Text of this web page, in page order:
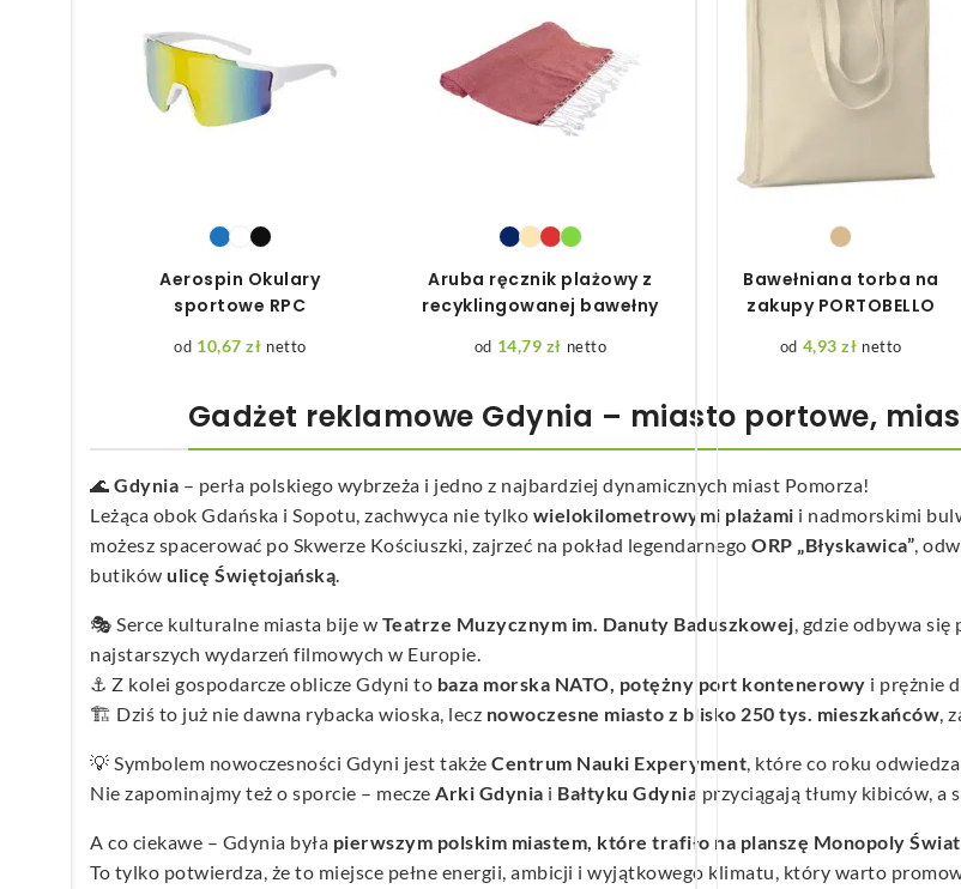
Aerospin Okulary
sportowe RPC
10,67zł netto
Aruba ręcznik plażowy z
recyklingowanej bawełny
14,79 zł netto
Bawełniana torba na
zakupy PORTOBELLO
4,93zł netto
Gadżet reklamowe Gdynia – miasto portowe,
🌊 Gdynia – perła polskiego wybrzeża i jedno z najbardziej dynamicznych miast Pomorza!
Leżąca obok Gdańska i Sopotu, zachwyca nie tylko wielokilometrowymi plażami i nadmorskimi
możesz spacerować po Skwerze Kościuszki, zajrzeć na pokład legendarnego ORP „Błyskawica”,
butików ulicę Świętojańską.
🎭 Serce kulturalne miasta bije w Teatrze Muzycznym im. Danuty Baduszkowej, gdzie odbywa się
najstarszych wydarzeń filmowych w Europie.
⚓ Z kolei gospodarcze oblicze Gdyni to baza morska NATO, potężny port kontenerowy i prężnie
🏗️ Dziś to już nie dawna rybacka wioska, lecz nowoczesne miasto z blisko 250 tys. mieszkańców,
💡 Symbolem nowoczesności Gdyni jest także Centrum Nauki Experyment, które co roku
Nie zapominajmy też o sporcie – mecze Arki Gdynia i Bałtyku Gdynia przyciągają tłumy kibiców, a
A co ciekawe – Gdynia była pierwszym polskim miastem, które trafiło na planszę Monopoly
To tylko potwierdza, że to miejsce pełne energii, ambicji i wyjątkowego klimatu, który warto